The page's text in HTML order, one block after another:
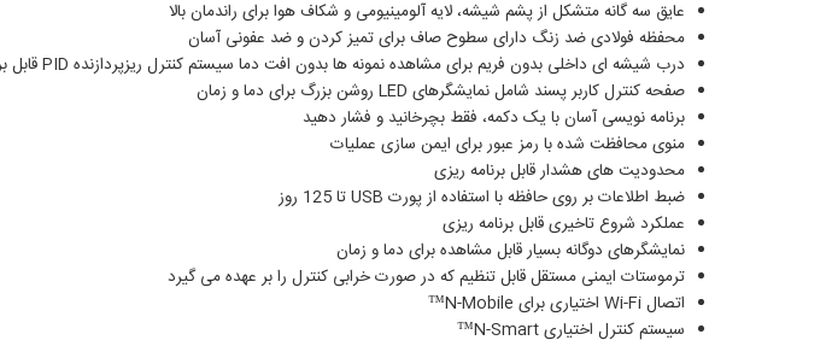
عایق سه گانه متشکل از پشم شیشه، لایه آلومینیومی و شکاف هوا برای راندمان بالا
محفظه فولادی ضد زنگ دارای سطوح صاف برای تمیز کردن و ضد عفونی آسان
درب شیشه ای داخلی بدون فریم برای مشاهده نمونه ها بدون افت دما سیستم کنترل ریزپردازنده PID قابل برنامه ریزی N-Prime™ قابل اعتماد و دقیق
صفحه کنترل کاربر پسند شامل نمایشگرهای LED روشن بزرگ برای دما و زمان
برنامه نویسی آسان با یک دکمه، فقط بچرخانید و فشار دهید
منوی محافظت شده با رمز عبور برای ایمن سازی عملیات
محدودیت های هشدار قابل برنامه ریزی
ضبط اطلاعات بر روی حافظه با استفاده از پورت USB تا 125 روز
عملکرد شروع تاخیری قابل برنامه ریزی
نمایشگرهای دوگانه بسیار قابل مشاهده برای دما و زمان
ترموستات ایمنی مستقل قابل تنظیم که در صورت خرابی کنترل را بر عهده می گیرد
اتصال Wi-Fi اختیاری برای N-Mobile™
سیستم کنترل اختیاری N-Smart™